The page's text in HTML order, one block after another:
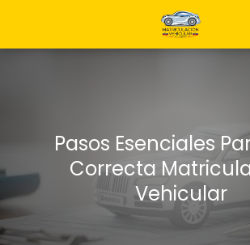
Pasos Esenciales
Correcta
Vehicular